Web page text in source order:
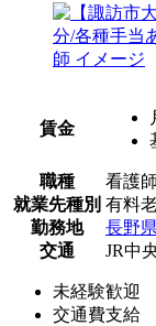
賃金
職種
看護師
就業先種別 有料
勤務地
長野
交通
JR中
未経験歓迎
交通費支給